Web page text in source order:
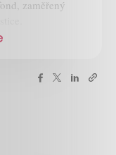
zaměřený